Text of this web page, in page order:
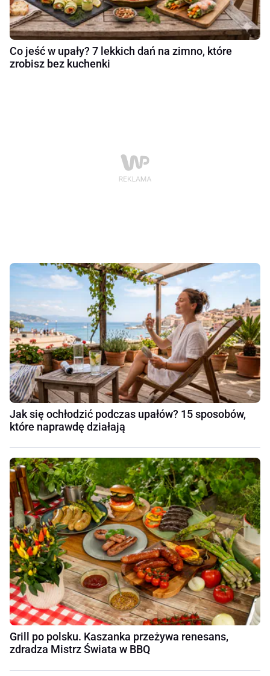
Co jeść w upały? 7 lekkich dań na zimno, które
zrobisz bez kuchenki
Jak się ochłodzić podczas upałów? 15 sposobów,
które naprawdę działają
Grill po polsku. Kaszanka przeżywa renesans,
zdradza Mistrz Świata w BBQ